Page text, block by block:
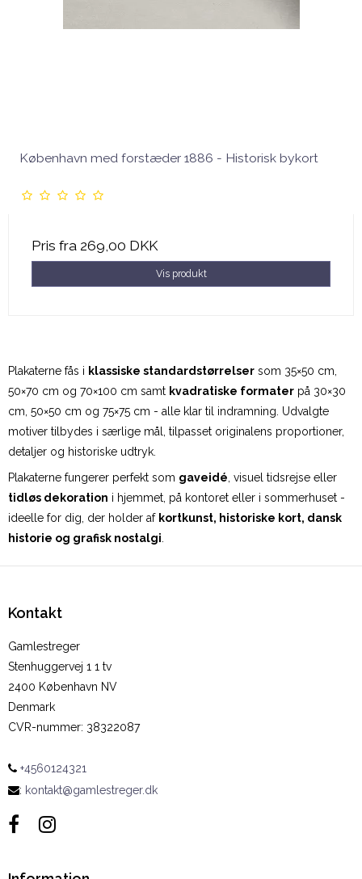
København med forstæder 1886 - Historisk bykort
Pris fra 269,00 DKK
Vis produkt
Plakaterne fås i klassiske standardstørrelser som 35×50 cm,
50×70 cm og 70×100 cm samt kvadratiske formater på 30×30
cm, 50×50 cm og 75×75 cm - alle klar til indramning. Udvalgte
motiver tilbydes i særlige mål, tilpasset originalens proportioner,
detaljer og historiske udtryk.
Plakaterne fungerer perfekt som gaveidé , visuel tidsrejse eller
tidløs dekoration i hjemmet, på kontoret eller i sommerhuset -
ideelle for dig, der holder af kortkunst, historiske kort, dansk
historie og grafisk nostalgi
Kontakt
Gamlestreger
Stenhuggervej 1 1 tv
2400 København NV
Denmark
CVR-nummer: 38322087
+4560124321
: kontakt@gamlestreger.dk